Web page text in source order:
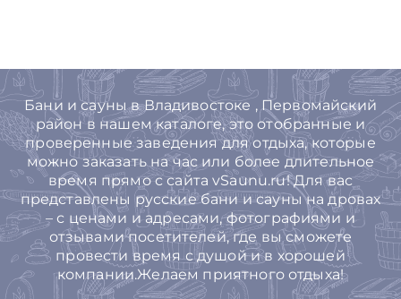
Бани и сауны в Владивостоке , Первомайский
район в нашем каталоге, это отобранные и
проверенные заведения для отдыха, которые
можно заказать на час или более длительное
время прямо с сайта vSaunu.ru! Для вас
представлены русские бани и сауны на дровах
– с ценами и адресами, фотографиями и
отзывами посетителей, где вы сможете
провести время с душой и в хорошей
компании.Желаем приятного отдыха!